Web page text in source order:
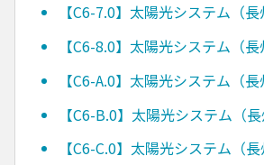
【C6-7.0】太陽光システム（長
【C6-8.0】太陽光システム（長
【C6-A.0】太陽光システム（長
【C6-B.0】太陽光システム（長
【C6-C.0】太陽光システム（長